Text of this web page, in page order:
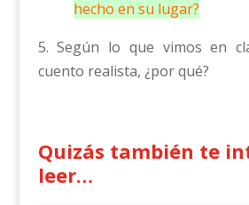
hecho en su lugar?
5. Según lo que vimos en
cuento realista, ¿por qué?
Quizás también te
leer…